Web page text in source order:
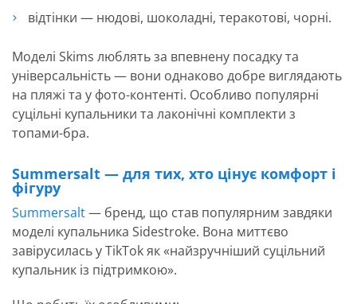
відтінки — нюдові, шоколадні, теракотові, чорні.
Моделі Skims люблять за впевнену посадку та
універсальність — вони однаково добре виглядають
на пляжі та у фото-контенті. Особливо популярні
суцільні купальники та лаконічні комплекти з
топами-бра.
Summersalt — для тих, хто цінує комфорт і
фігуру
Summersalt— бренд, що став популярним завдяки
моделі купальника Sidestroke. Вона миттєво
завірусилась у TikTok як «найзручніший суцільний
купальник із підтримкою».